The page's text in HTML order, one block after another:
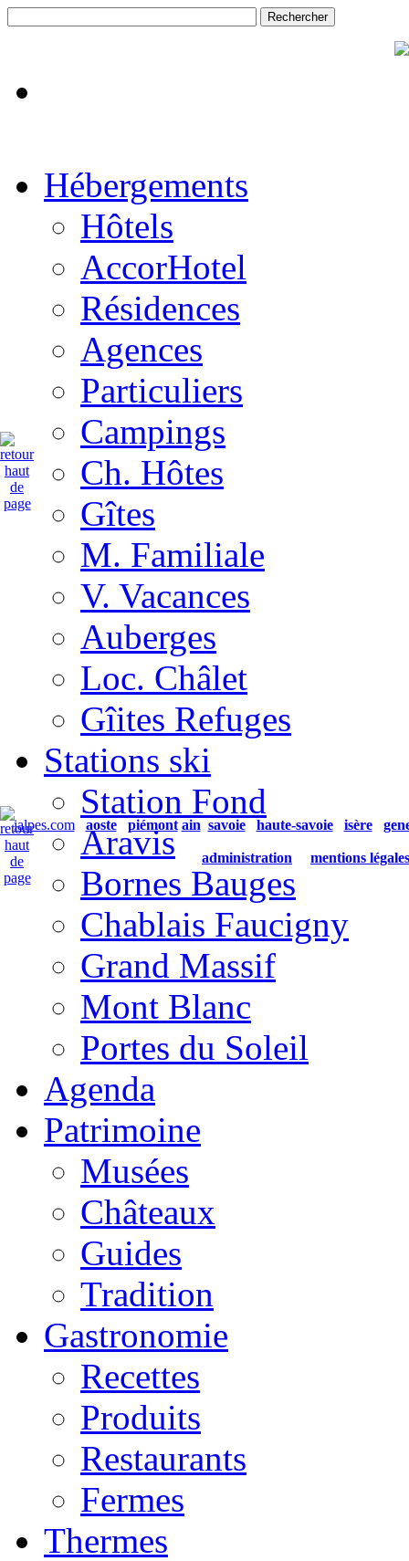
ialpes.com aoste piémont ain savoie haute-savoie isère
administration mentions légales
Hébergements
Hôtels
AccorHotel
Résidences
Agences
Particuliers
Campings
Ch. Hôtes
Gîtes
M. Familiale
V. Vacances
Auberges
Loc. Châlet
Gîites Refuges
Stations ski
Station Fond
Aravis
Bornes Bauges
Chablais Faucigny
Grand Massif
Mont Blanc
Portes du Soleil
Agenda
Patrimoine
Musées
Châteaux
Guides
Tradition
Gastronomie
Recettes
Produits
Restaurants
Fermes
Thermes